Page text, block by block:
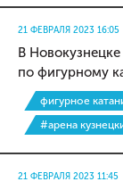
21 ФЕВРАЛЯ 2023 16:05
В
по фигурному
фигурное
#арена
21 ФЕВРАЛЯ 2023 11:45